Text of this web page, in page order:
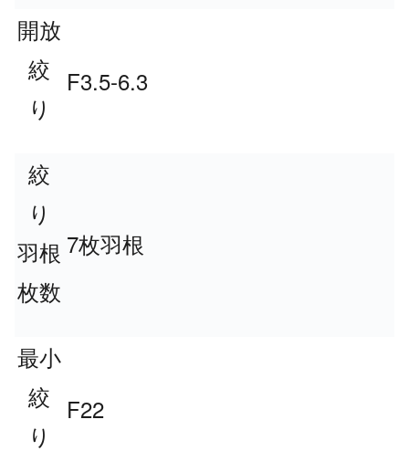
開放
絞
り
F3.5-6.3
絞
り
羽根
枚数
7枚羽根
最小
絞
り
F22